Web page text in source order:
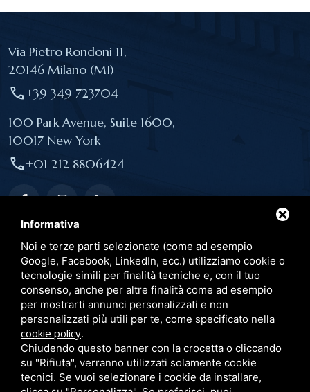
Informativa
Noi e terze parti selezionate (come ad esempio
Google, Facebook, LinkedIn, ecc.) utilizziamo cookie o
tecnologie simili per finalità tecniche e, con il tuo
consenso, anche per altre finalità come ad esempio
per mostrarti annunci personalizzati e non
personalizzati più utili per te, come specificato nella
cookie policy.
Chiudendo questo banner con la crocetta o cliccando
su "Rifiuta", verranno utilizzati solamente cookie
tecnici. Se vuoi selezionare i cookie da installare,
Via Pietro Rondoni 11,
20146 Milano (MI)
call+39 349 723704
100 Park Avenue, Suite 1600,
10017 New York
call+01 212 8806424
Link utili
Pubblicazioni
Convegni
Blog
Dicono di me
Privacy Policy